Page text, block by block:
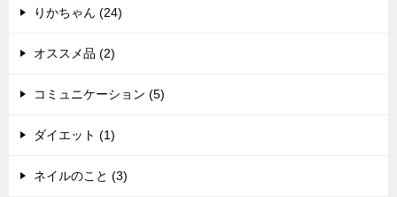
りかちゃん (24)
オススメ品 (2)
コミュニケーション (5)
ダイエット (1)
ネイルのこと (3)